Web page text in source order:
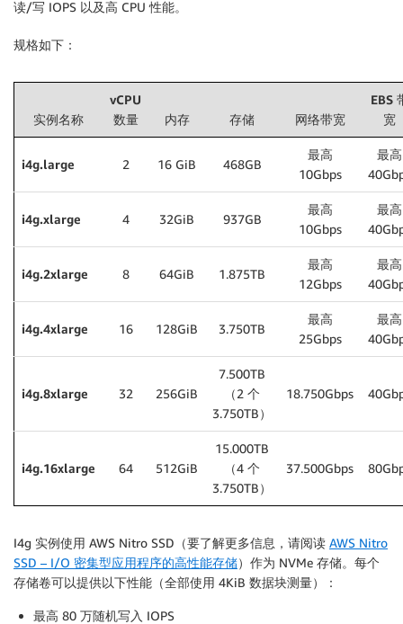
读/写 IOPS 以及高 CPU 性能。
规格如下：
实例名称
vCPU
数量
内存 存储 网络带宽
EBS
宽
i4g.large 2 16 GiB 468GB
最高
10Gbps
最高
i4g.xlarge 4 32GiB 937GB
最高
10Gbps
最高
i4g.2xlarge 8 64GiB 1.875TB
最高
12Gbps
最高
i4g.4xlarge 16 128GiB 3.750TB
最高
25Gbps
最高
i4g.8xlarge 32 256GiB
7.500TB
（2 个
3.750TB）
18.750Gbps
i4g.16xlarge 64 512GiB
15.000TB
（4 个
3.750TB）
37.500Gbps
I4g 实例使用 AWS Nitro SSD（要了解更多信息，请阅读 AWS Nitro
SSD – I/O 密集型应用程序的高性能存储）作为 NVMe 存储。每个
存储卷可以提供以下性能（全部使用 4KiB 数据块测量）：
最高 80 万随机写入 IOPS